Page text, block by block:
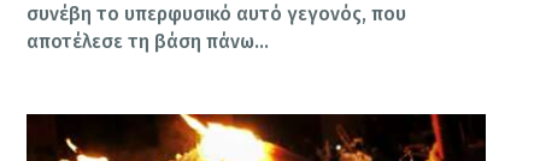
συνέβη το υπερφυσικό αυτό γεγονός, που
αποτέλεσε τη βάση πάνω…